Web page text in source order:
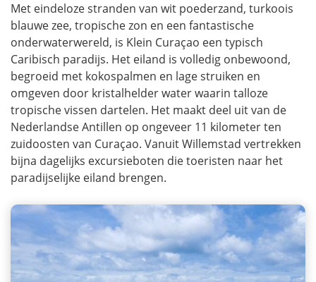
Met eindeloze stranden van wit poederzand, turkoois
blauwe zee, tropische zon en een fantastische
onderwaterwereld, is Klein Curaçao een typisch
Caribisch paradijs. Het eiland is volledig onbewoond,
begroeid met kokospalmen en lage struiken en
omgeven door kristalhelder water waarin talloze
tropische vissen dartelen. Het maakt deel uit van de
Nederlandse Antillen op ongeveer 11 kilometer ten
zuidoosten van Curaçao. Vanuit Willemstad vertrekken
bijna dagelijks excursieboten die toeristen naar het
paradijselijke eiland brengen.